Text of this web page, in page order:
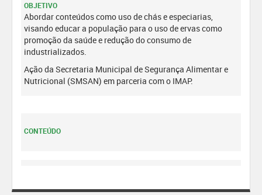
OBJETIVO
Abordar conteúdos como uso de chás e especiarias,
visando educar a população para o uso de ervas como
promoção da saúde e redução do consumo de
industrializados.
Ação da Secretaria Municipal de Segurança Alimentar e
Nutricional (SMSAN) em parceria com o IMAP.
CONTEÚDO